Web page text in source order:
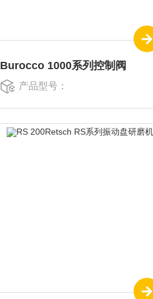
Burocco 1000系列控制阀
产品型号：